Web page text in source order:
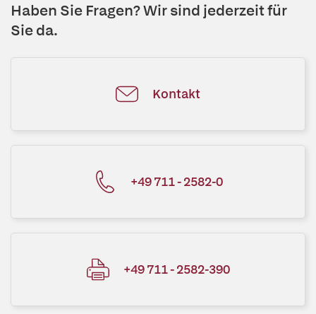
Haben Sie Fragen? Wir sind jederzeit für
Sie da.
Kontakt
+49 711 - 2582-0
+49 711 - 2582-390